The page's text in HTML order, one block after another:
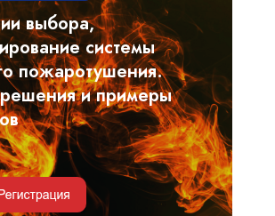
выбора,
системы
пожаротушения.
и примеры